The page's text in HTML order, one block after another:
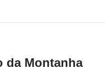
da Montanha